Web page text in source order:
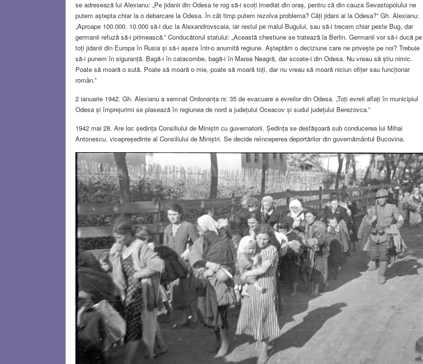
se adresează lui Alexianu: „Pe jidanii din Odesa te rog să-i scoți imediat din oraș, pentru că din cauza Sevastopolului ne
putem aștepta chiar la o debarcare la Odesa. În cât timp putem rezolva problema? Câți jidani ai la Odesa?” Gh. Alexianu:
„Aproape 100.000. 10.000 să-i duc la Alexandrovscaia, iar restul pe malul Bugului, sau să-i trecem chiar peste Bug, dar
germanii refuză să-i primească.” Conducătorul statului: „Această chestiune se tratează la Berlin. Germanii vor să-i ducă pe
toți jidanii din Europa în Rusia și să-i așeze într-o anumită regiune. Așteptăm o deciziune care ne privește pe noi? Trebuie
să-i punem în siguranță. Bagă-i în catacombe, bagă-i în Marea Neagră, dar scoate-i din Odesa. Nu vreau să știu nimic.
Poate să moară o sută. Poate să moară o mie, poate să moară toți, dar nu vreau să moară niciun ofițer sau funcționar
român.”
2 ianuarie 1942. Gh. Alexianu a semnat Ordonanța nr. 35 de evacuare a evreilor din Odesa. „Toți evreii aflați în municipiul
Odesa și împrejurimi se plasează în regiunea de nord a județului Oceacov și sudul județului Berezovca.”
1942 mai 28. Are loc ședința Consiliului de Miniștri cu guvernatorii. Ședința se desfășoară sub conducerea lui Mihai
Antonescu, vicepreședinte al Consiliului de Miniștri. Se decide reînceperea deportărilor din guvernământul Bucovina.